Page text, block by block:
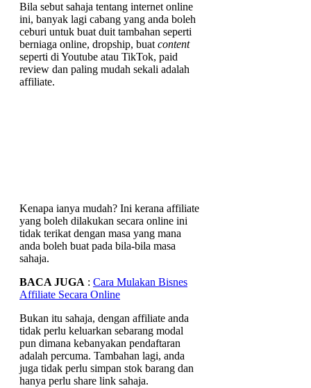
Bila sebut sahaja tentang internet online
ini, banyak lagi cabang yang anda boleh
ceburi untuk buat duit tambahan seperti
berniaga online, dropship, buatcontent
seperti di Youtube atau TikTok, paid
review dan paling mudah sekali adalah
affiliate.
Kenapa ianya mudah? Ini kerana affiliate
yang boleh dilakukan secara online ini
tidak terikat dengan masa yang mana
anda boleh buat pada bila-bila masa
sahaja.
BACA JUGA : Cara Mulakan Bisnes
Affiliate Secara Online
Bukan itu sahaja, dengan affiliate anda
tidak perlu keluarkan sebarang modal
pun dimana kebanyakan pendaftaran
adalah percuma. Tambahan lagi, anda
juga tidak perlu simpan stok barang dan
hanya perlu share link sahaja.